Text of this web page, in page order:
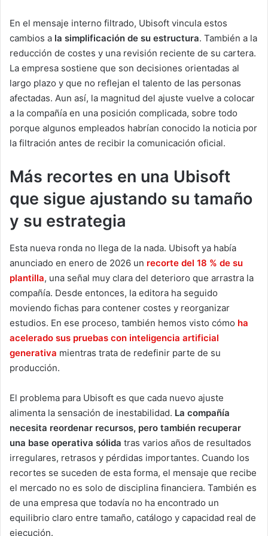
En el mensaje interno filtrado, Ubisoft vincula estos
cambios a la simplificación de su estructura. También a la
reducción de costes y una revisión reciente de su cartera.
La empresa sostiene que son decisiones orientadas al
largo plazo y que no reflejan el talento de las personas
afectadas. Aun así, la magnitud del ajuste vuelve a colocar
a la compañía en una posición complicada, sobre todo
porque algunos empleados habrían conocido la noticia por
la filtración antes de recibir la comunicación oficial.
Más recortes en una Ubisoft
que sigue ajustando su tamaño
y su estrategia
Esta nueva ronda no llega de la nada. Ubisoft ya había
anunciado en enero de 2026 un recorte del 18 % de su
plantilla, una señal muy clara del deterioro que arrastra la
compañía. Desde entonces, la editora ha seguido
moviendo fichas para contener costes y reorganizar
estudios. En ese proceso, también hemos visto cómo ha
acelerado sus pruebas con inteligencia artificial
generativa mientras trata de redefinir parte de su
producción.
El problema para Ubisoft es que cada nuevo ajuste
alimenta la sensación de inestabilidad. La compañía
necesita reordenar recursos, pero también recuperar
una base operativa sólida tras varios años de resultados
irregulares, retrasos y pérdidas importantes. Cuando los
recortes se suceden de esta forma, el mensaje que recibe
el mercado no es solo de disciplina financiera. También es
de una empresa que todavía no ha encontrado un
equilibrio claro entre tamaño, catálogo y capacidad real de
ejecución.